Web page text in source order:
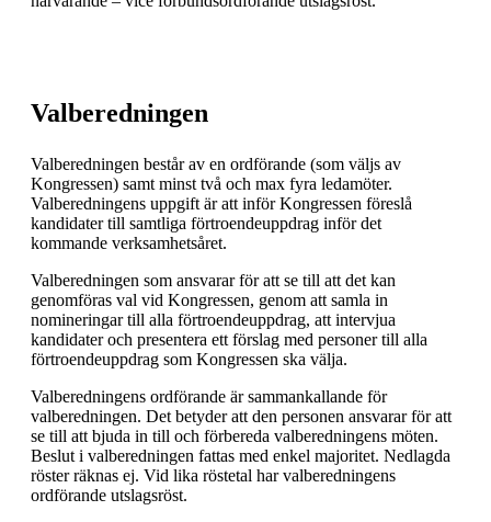
Valberedningen
Valberedningen består av en ordförande (som väljs av
Kongressen) samt minst två och max fyra ledamöter.
Valberedningens uppgift är att inför Kongressen föreslå
kandidater till samtliga förtroendeuppdrag inför det
kommande verksamhetsåret.
Valberedningen som ansvarar för att se till att det kan
genomföras val vid Kongressen, genom att samla in
nomineringar till alla förtroendeuppdrag, att intervjua
kandidater och presentera ett förslag med personer till alla
förtroendeuppdrag som Kongressen ska välja.
Valberedningens ordförande är sammankallande för
valberedningen. Det betyder att den personen ansvarar för att
se till att bjuda in till och förbereda valberedningens möten.
Beslut i valberedningen fattas med enkel majoritet. Nedlagda
röster räknas ej. Vid lika röstetal har valberedningens
ordförande utslagsröst.